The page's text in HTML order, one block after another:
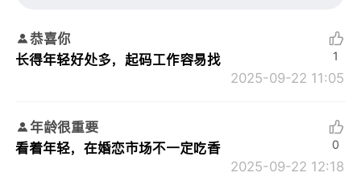
恭喜你
长得年轻好处多，起码工作容易找
2025-09-22 11:05
1
年龄很重要
看着年轻，在婚恋市场不一定吃香
2025-09-22 12:18
0